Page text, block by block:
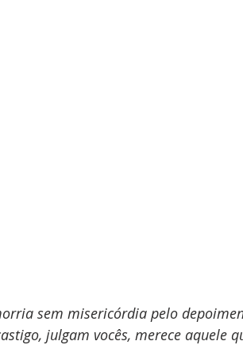
sem misericórdia pelo
julgam vocês, merece aquele